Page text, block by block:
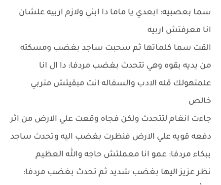
سما بعصبيه: ابعدي يا ماما دا ابني ولازم اربيه علشان
انا معرفتش اربيه
القت سما كلماتها ثم سحبت ساجد بغضب ومسكته
من يديه بقوه وهي تتحدث بغضب مردفا: دا ال انا
علمتهولك قله الادب والسفاله انت مبقيتش متربي
خالص
جاءت انغام لتتحدث ولكن فجاه وقعت علي الارض من اثر
دفعه قويه علي الارض فنظرت بغضب اليه وتحدث ساجد
ببكاء مردفا: عمو انا معملتش حاجه والله العظيم
نظر عزيز اليها بغضب شديد ثم تحدث بغضب مردفا: